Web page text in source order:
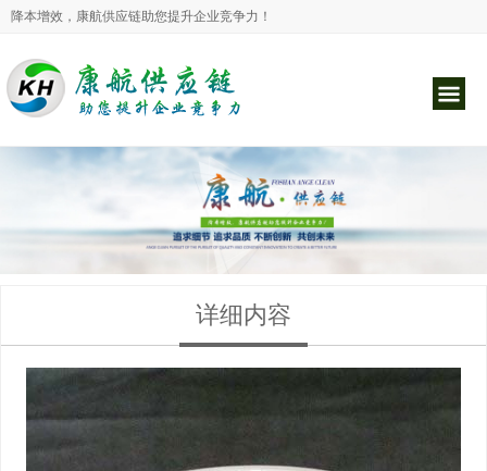
降本增效，康航供应链助您提升企业竞争力！
详细内容